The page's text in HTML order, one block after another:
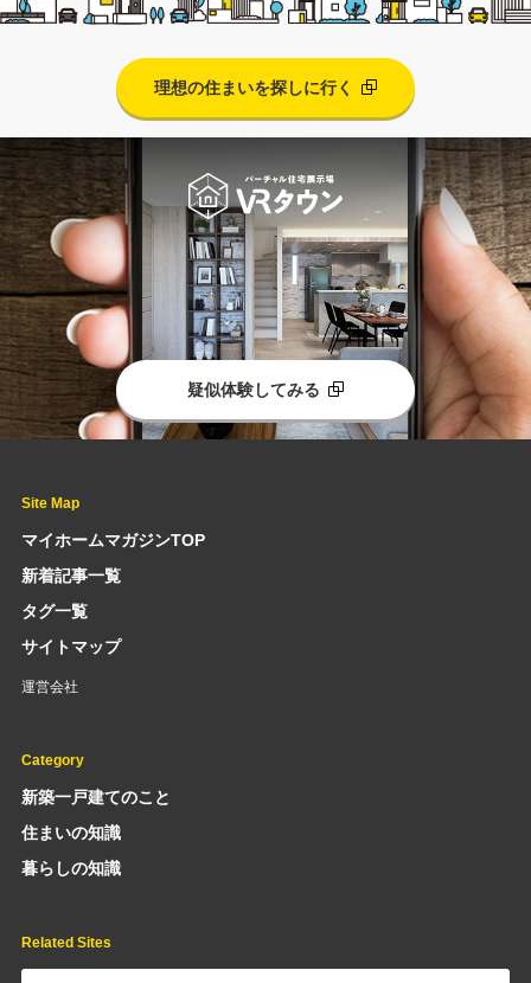
理想の住まいを探しに行く
疑似体験してみる
Site Map
マイホームマガジンTOP
新着記事一覧
タグ一覧
サイトマップ
運営会社
Category
新築一戸建てのこと
住まいの知識
暮らしの知識
Related Sites